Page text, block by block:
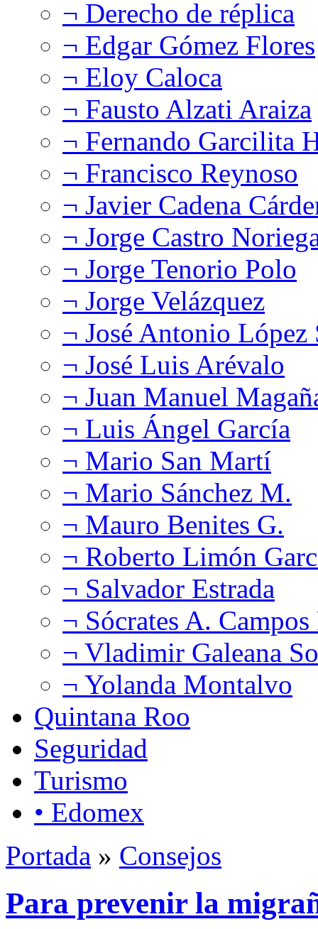
¬ Derecho de réplica
¬ Edgar Gómez Flores
¬ Eloy Caloca
¬ Fausto Alzati Araiza
¬ Fernando Garcilita
¬ Francisco Reynoso
¬ Javier Cadena
¬ Jorge Castro
¬ Jorge Tenorio Polo
¬ Jorge Velázquez
¬ José Antonio López
¬ José Luis Arévalo
¬ Juan Manuel
¬ Luis Ángel García
¬ Mario San Martí
¬ Mario Sánchez M.
¬ Mauro Benites G.
¬ Roberto Limón
¬ Salvador Estrada
¬ Sócrates A.
¬ Vladimir Galeana
¬ Yolanda Montalvo
Quintana Roo
Seguridad
Turismo
• Edomex
Portada » Consejos
Para prevenir la